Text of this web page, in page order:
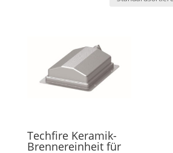
Techfire Keramik-
Brennereinheit für